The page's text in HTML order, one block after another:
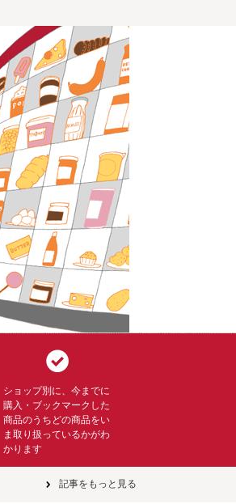
ショップ別に、今までに
購入・ブックマークした
商品のうちどの商品をい
ま取り扱っているかがわ
かります
記事をもっと見る